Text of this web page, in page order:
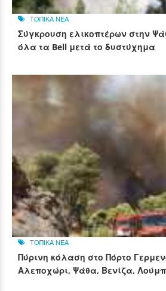
ΤΟΠΙΚΑ ΝΕΑ
Σύγκρουση ελικοπτέρων στην
όλα τα Bell μετά το δυστύχημα
ΤΟΠΙΚΑ ΝΕΑ
Πύρινη κόλαση στο Πόρτο
Αλεποχώρι, Ψάθα, Βενίζα,